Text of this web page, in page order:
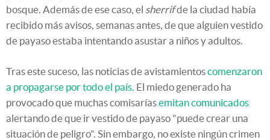
bosque. Además de ese caso, el sherrifde la ciudad había
recibido más avisos, semanas antes, de que alguien vestido
de payaso estaba intentando asustar a niños y adultos.
Tras este suceso, las noticias de avistamientoscomenzaron
a propagarse por todo el país. El miedo generado ha
provocado que muchas comisaríasemitan comunicados
alertando de que ir vestido de payaso "puede crear una
situación de peligro". Sin embargo, no existe ningún crimen